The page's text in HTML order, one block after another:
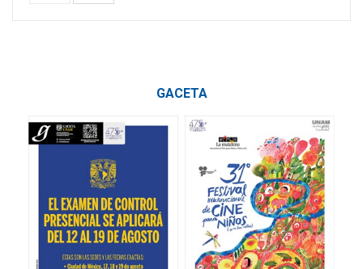
GACETA